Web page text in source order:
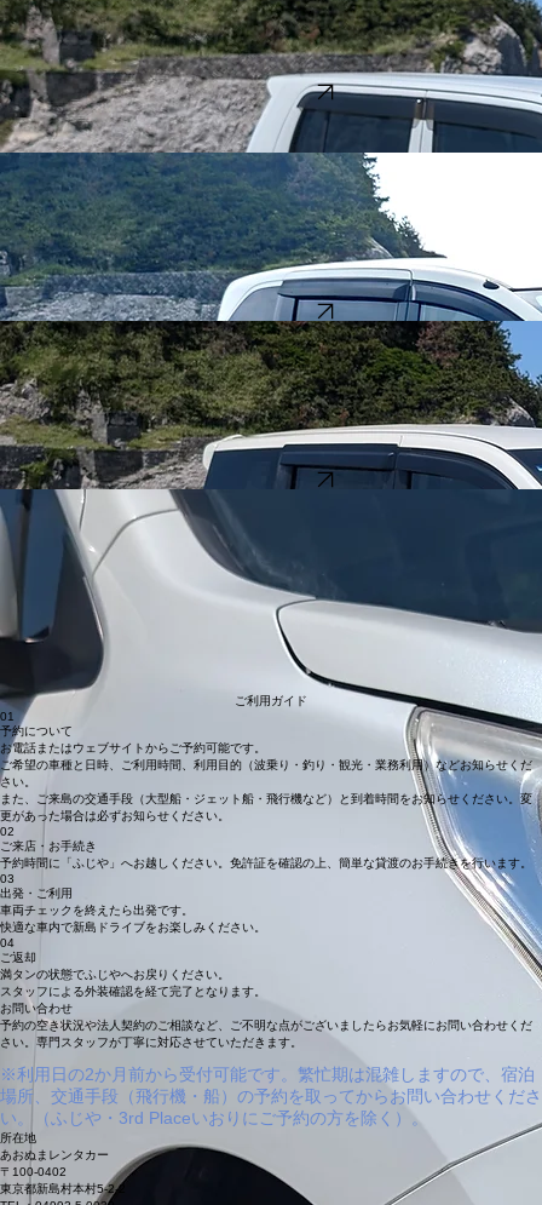
【利用時間：料金（税込）】
・​6時間：6,000円
・8時間：8,000円
・​24時間：9,900円
・​以後1日毎：9,900円
・7日間以上：8,000円／日
この車両を予約する
車両ラインナップ
軽自動車からミニバンまで、お客様の旅のスタイルや人数に合わせて
最適な一台をお選びいただけます。
ミニバン（中型）
7人乗り | フリード
【利用時間：料金（税込）】
・​6時間：8,000円
・8時間：10,000円
・​24時間：13,000円
・​以後1日毎：13,000円
・7日間以上：10,000円／日
この車両を予約する
ミニバン
8人乗り | ステップワゴン
【利用時間：料金（税込）】
・​6時間：9,000円
・8時間：11,000円
・​24時間：14,000円
・​以後1日毎：14,000円
・7日間以上：11,000円／日
柔軟な料金プラン
ご利用時間に応じて選べる多彩なプランをご用意。お客様のビジネスやプライベートに最適なコス
トパフォーマンスを実現します。
多様な車両ラインナップ
お手軽にご利用いただける軽自動車から、ファミリー・グループ向けに最適なミニバンまで豊富に
取り揃えております。
弊社の宿泊施設「ふじや」と「3rd Place いおり」にてご宿泊のお客様は特典としてガソリン満タン
返し不要です！
​また、8時間以上のご利用の場合につきましては、1時間ごとに追加料金で延長することも可能で
す。（予約状況により承れない場合もございます）
01
予約について
お電話またはウェブサイトからご予約可能です。
ご希望の車種と日時、ご利用時間、利用目的（波乗り・釣り・観光・業務利用）などお知らせくだ
さい。
​また、ご来島の交通手段（大型船・ジェット船・飛行機など）と到着時間をお知らせください。変
更があった場合は必ずお知らせください。
02
ご来店・お手続き
予約時間に「ふじや」へお越しください。免許証を確認の上、簡単な貸渡のお手続きを行います。
03
出発・ご利用
車両チェックを終えたら出発です。
快適な車内で新島ドライブをお楽しみください。
04
ご返却
満タンの状態でふじやへお戻りください。
スタッフによる外装確認を経て完了となります。
お問い合わせ
さい。専門スタッフが丁寧に対応させていただきます。
※利用日の2か月前から受付可能です。繁忙期は混雑しますので、宿泊
場所、交通手段（飛行機・船）の予約を取ってからお問い合わせくださ
い。（ふじや・3rd Placeいおりにご予約の方を除く）。
所在地
あおぬまレンタカー